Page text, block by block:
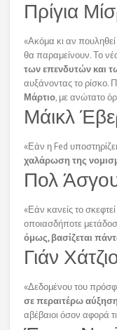
Πρίγια
«Ακόμα κι αν
θα παραμείνουν. Το
των επενδυτών και
αυξάνοντας το ρίσκο.
Μάρτιο, με ανώτατο
Μάικλ
«Εάν η Fed
χαλάρωση της
Πολ
«Εάν κανείς το
οποιασδήποτε
όμως, βασίζεται
Γιάν
«Δεδομένου του
σε περαιτέρω
αβέβαιοι όσον αφορά